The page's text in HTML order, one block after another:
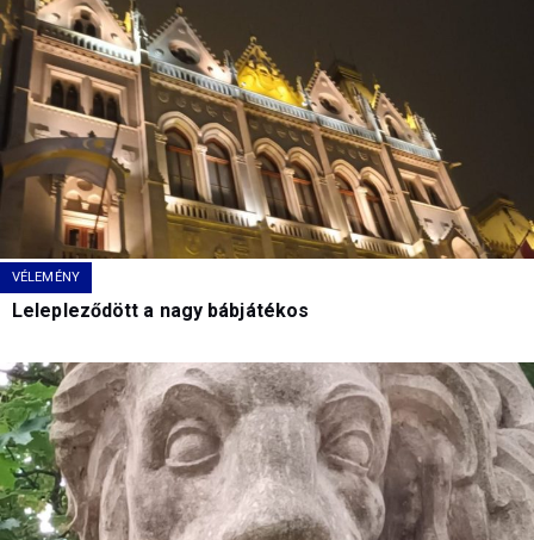
VÉLEMÉNY
Lelepleződött a nagy bábjátékos